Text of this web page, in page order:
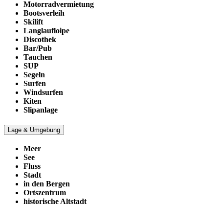
Motorradvermietung
Bootsverleih
Skilift
Langlaufloipe
Discothek
Bar/Pub
Tauchen
SUP
Segeln
Surfen
Windsurfen
Kiten
Slipanlage
Lage & Umgebung
Meer
See
Fluss
Stadt
in den Bergen
Ortszentrum
historische Altstadt